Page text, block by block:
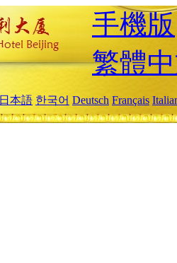
手機版
繁體
日本語 한국어 Deutsch Français